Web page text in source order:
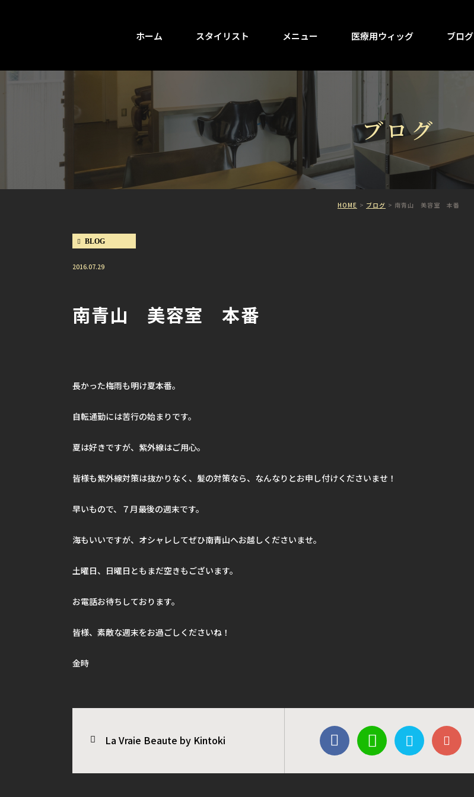
ホーム スタイリスト メニュー 医療用ウィッグ ブログ
ブログ
HOME ブログ 南青山 美容室 本番
BLOG
2016.07.29
南青山 美容室 本番
長かった梅雨も明け夏本番。
自転通勤には苦行の始まりです。
夏は好きですが、紫外線はご用心。
皆様も紫外線対策は抜かりなく、髪の対策なら、なんなりとお申し付けくださいませ！
早いもので、７月最後の週末です。
海もいいですが、オシャレしてぜひ南青山へお越しくださいませ。
土曜日、日曜日ともまだ空きもございます。
お電話お待ちしております。
皆様、素敵な週末をお過ごしくださいね！
金時
La Vraie Beaute by Kintoki